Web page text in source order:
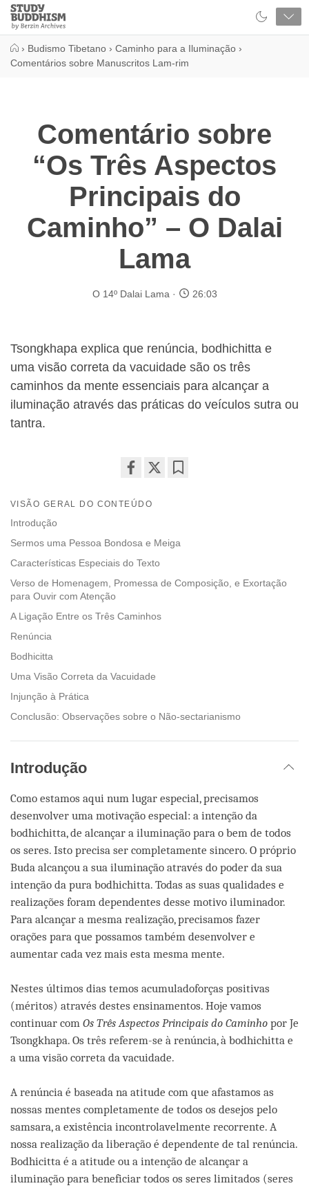
Close
Study
Buddhism
› Budismo Tibetano › Caminho para a Iluminação ›
Comentários sobre Manuscritos Lam-rim
Comentário sobre
“Os Três Aspectos
Principais do
Caminho” – O Dalai
Lama
O 14º Dalai Lama 26:03
Tsongkhapa explica que renúncia, bodhichitta e
uma visão correta da vacuidade são os três
caminhos da mente essenciais para alcançar a
iluminação através das práticas do veículos sutra ou
tantra.
on
VISÃO GERAL DO CONTEÚDO
Introdução
Sermos uma Pessoa Bondosa e Meiga
Características Especiais do Texto
Verso de Homenagem, Promessa de Composição, e Exortação
para Ouvir com Atenção
A Ligação Entre os Três Caminhos
Renúncia
Bodhicitta
Uma Visão Correta da Vacuidade
Injunção à Prática
Conclusão: Observações sobre o Não-sectarianismo
Introdução
Como estamos aqui num lugar especial, precisamos
desenvolver uma motivação especial: a intenção da
bodhichitta, de alcançar a iluminação para o bem de todos
os seres. Isto precisa ser completamente sincero. O próprio
Buda alcançou a sua iluminação através do poder da sua
intenção da pura bodhichitta. Todas as suas qualidades e
realizações foram dependentes desse motivo iluminador.
Para alcançar a mesma realização, precisamos fazer
orações para que possamos também desenvolver e
aumentar cada vez mais esta mesma mente.
Nestes últimos dias temos acumuladoforças positivas
(méritos) através destes ensinamentos. Hoje vamos
continuar com Os Três Aspectos Principais do Caminho por Je
Tsongkhapa. Os três referem-se à renúncia, à bodhichitta e
a uma visão correta da vacuidade.
A renúncia é baseada na atitude com que afastamos as
nossas mentes completamente de todos os desejos pelo
samsara, a existência incontrolavelmente recorrente. A
nossa realização da liberação é dependente de tal renúncia.
Bodhicitta é a atitude ou a intenção de alcançar a
iluminação para beneficiar todos os seres limitados (seres